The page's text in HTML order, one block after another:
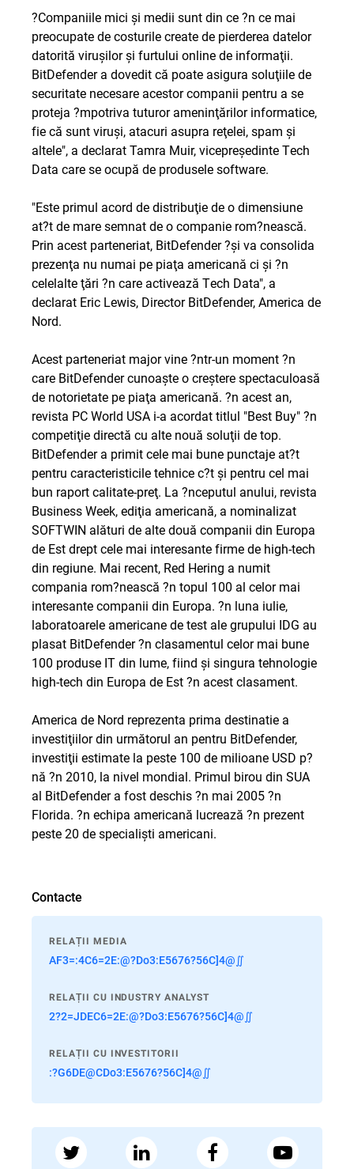
?Companiile mici şi medii sunt din ce ?n ce mai
preocupate de costurile create de pierderea datelor
datorită viruşilor şi furtului online de informaţii.
BitDefender a dovedit că poate asigura soluţiile de
securitate necesare acestor companii pentru a se
proteja ?mpotriva tuturor ameninţărilor informatice,
fie că sunt viruşi, atacuri asupra reţelei, spam şi
altele", a declarat Tamra Muir, vicepreşedinte Tech
Data care se ocupă de produsele software.
"Este primul acord de distribuţie de o dimensiune
at?t de mare semnat de o companie rom?nească.
Prin acest parteneriat, BitDefender ?şi va consolida
prezenţa nu numai pe piaţa americană ci şi ?n
celelalte ţări ?n care activează Tech Data", a
declarat Eric Lewis, Director BitDefender, America de
Nord.
Acest parteneriat major vine ?ntr-un moment ?n
care BitDefender cunoaşte o creştere spectaculoasă
de notorietate pe piaţa americană. ?n acest an,
revista PC World USA i-a acordat titlul "Best Buy" ?n
competiţie directă cu alte nouă soluţii de top.
BitDefender a primit cele mai bune punctaje at?t
pentru caracteristicile tehnice c?t şi pentru cel mai
bun raport calitate-preţ. La ?nceputul anului, revista
Business Week, ediţia americană, a nominalizat
SOFTWIN alături de alte două companii din Europa
de Est drept cele mai interesante firme de high-tech
din regiune. Mai recent, Red Hering a numit
compania rom?nească ?n topul 100 al celor mai
interesante companii din Europa. ?n luna iulie,
laboratoarele americane de test ale grupului IDG au
plasat BitDefender ?n clasamentul celor mai bune
100 produse IT din lume, fiind şi singura tehnologie
high-tech din Europa de Est ?n acest clasament.
America de Nord reprezenta prima destinatie a
investiţiilor din următorul an pentru BitDefender,
investiţii estimate la peste 100 de milioane USD p?
nă ?n 2010, la nivel mondial. Primul birou din SUA
al BitDefender a fost deschis ?n mai 2005 ?n
Florida. ?n echipa americană lucrează ?n prezent
peste 20 de specialişti americani.
Contacte
RELAȚII MEDIA
AF3=:4C6=2E:@?Do3:E5676?56C]4@∬
RELAȚII CU INDUSTRY ANALYST
2?2=JDEC6=2E:@?Do3:E5676?56C]4@∬
RELAȚII CU INVESTITORII
:?G6DE@CDo3:E5676?56C]4@∬